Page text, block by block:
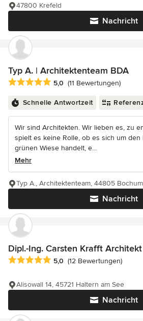
Nachricht
47800 Krefeld
Typ A. | Architektenteam BDA
Durchschnittliche Bewertung: 5 von 5
5,0 (11 Bewertungen)
Schnelle Antwortzeit
Wir sind Architekten. Wir lieben es, zu
spielt es keine Rolle, ob es sich um
grünen Wiese handelt, e...
Mehr
Nachricht
Typ A., Architektenteam, 44805 Bochum
Dipl.-Ing. Carsten Krafft Architekt
Durchschnittliche Bewertung: 5 von 5
5,0 (12 Bewertungen)
Nachricht
Alisowall 14, 45721 Haltern am See